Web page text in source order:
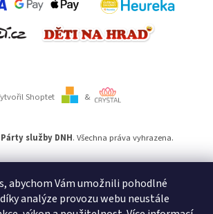
abychom Vám umožnili pohodlné
analýze provozu webu neustále
Shoptet &
Párty služby DNH. Všechna práva vyhrazena.
Adulto